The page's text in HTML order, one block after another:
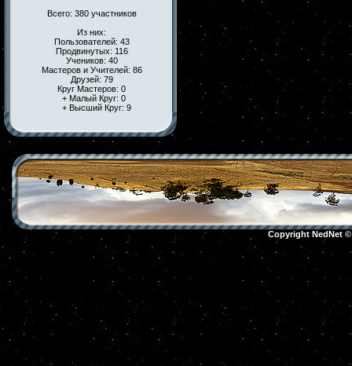
Всего: 380 участников
Из них:
Пользователей: 43
Продвинутых: 116
Учеников: 40
Мастеров и Учителей: 86
Друзей: 79
Круг Мастеров: 0
+ Малый Круг: 0
+ Высший Круг: 9
Copyright NedNet